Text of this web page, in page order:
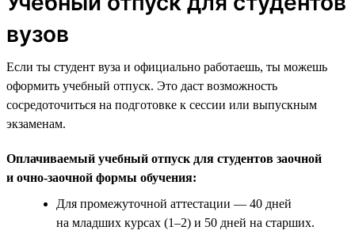
вузов
Если ты студент вуза и официально работаешь, ты можешь
оформить учебный отпуск. Это даст возможность
сосредоточиться на подготовке к сессии или выпускным
экзаменам.
Оплачиваемый учебный отпуск для студентов заочной
и очно-заочной формы обучения:
Для промежуточной аттестации — 40 дней
на младших курсах (1–2) и 50 дней на старших.